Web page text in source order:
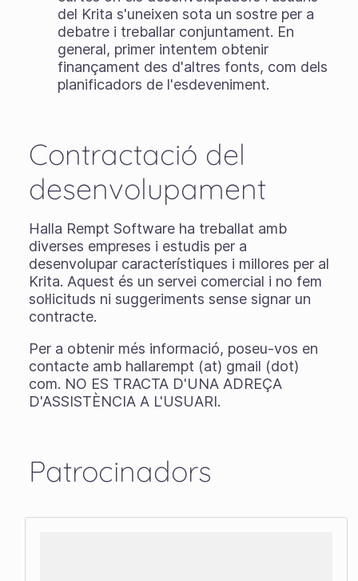
del Krita s'uneixen sota un sostre per a
debatre i treballar conjuntament. En
general, primer intentem obtenir
finançament des d'altres fonts, com dels
planificadors de l'esdeveniment.
Contractació del
desenvolupament
Halla Rempt Software ha treballat amb
diverses empreses i estudis per a
desenvolupar característiques i millores per al
Krita. Aquest és un servei comercial i no fem
sol·licituds ni suggeriments sense signar un
contracte.
Per a obtenir més informació, poseu-vos en
contacte amb hallarempt (at) gmail (dot)
com. NO ES TRACTA D'UNA ADREÇA
D'ASSISTÈNCIA A L'USUARI.
Patrocinadors